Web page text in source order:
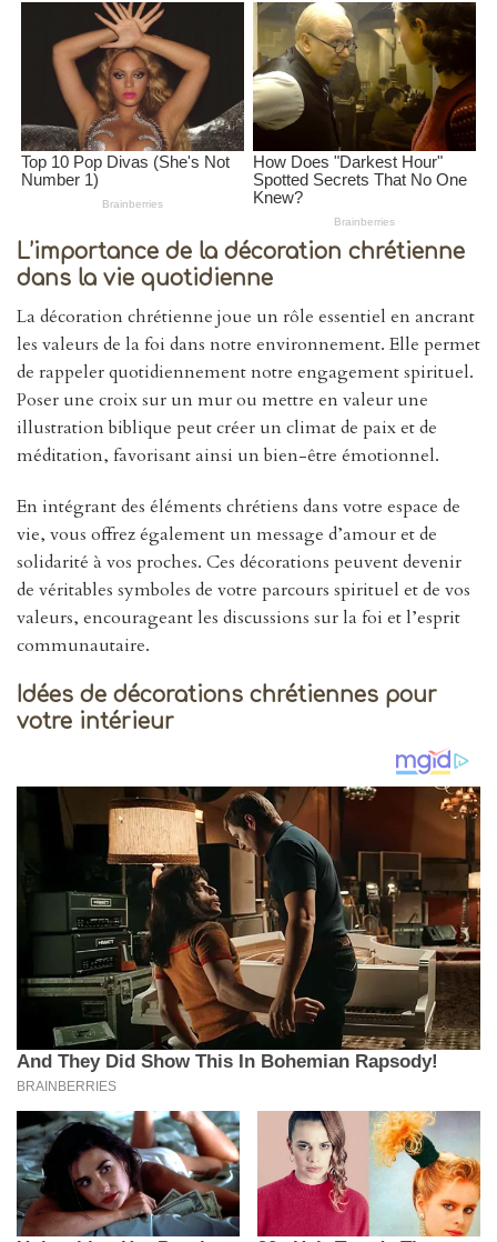
L’importance de la décoration chrétienne
dans la vie quotidienne
La décoration chrétienne joue un rôle essentiel en ancrant
les valeurs de la foi dans notre environnement. Elle permet
de rappeler quotidiennement notre engagement spirituel.
Poser une croix sur un mur ou mettre en valeur une
illustration biblique peut créer un climat de paix et de
méditation, favorisant ainsi un bien-être émotionnel.
En intégrant des éléments chrétiens dans votre espace de
vie, vous offrez également un message d’amour et de
solidarité à vos proches. Ces décorations peuvent devenir
de véritables symboles de votre parcours spirituel et de vos
valeurs, encourageant les discussions sur la foi et l’esprit
communautaire.
Idées de décorations chrétiennes pour
votre intérieur